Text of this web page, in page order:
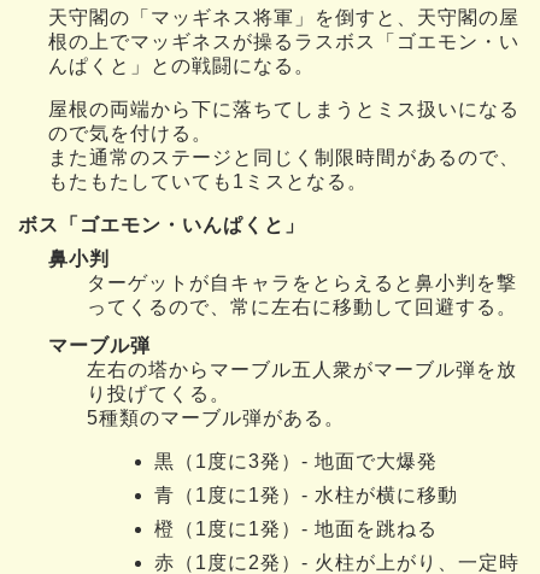
天守閣の「マッギネス将軍」を倒すと、天守閣の屋
根の上でマッギネスが操るラスボス「ゴエモン・い
んぱくと」との戦闘になる。
屋根の両端から下に落ちてしまうとミス扱いになる
ので気を付ける。
また通常のステージと同じく制限時間があるので、
もたもたしていても1ミスとなる。
ボス「ゴエモン・いんぱくと」
鼻小判
ターゲットが自キャラをとらえると鼻小判を撃
ってくるので、常に左右に移動して回避する。
マーブル弾
左右の塔からマーブル五人衆がマーブル弾を放
り投げてくる。
5種類のマーブル弾がある。
黒（1度に3発）- 地面で大爆発
青（1度に1発）- 水柱が横に移動
橙（1度に1発）- 地面を跳ねる
赤（1度に2発）- 火柱が上がり、一定時